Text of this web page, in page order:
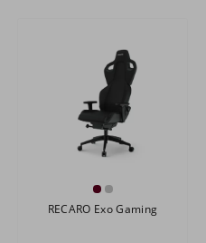
RECARO Exo Gaming